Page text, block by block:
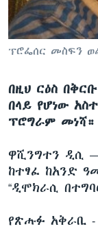
ቋንቋዎች
ፕሮፌሰር መስፍን
በዚህ ርዕስ
በላይ የሆነው
ፕሮግራም መነሻ።
ዋሺንግተን ዲሲ
ከተፃፈ ከአንድ
“ዲሞክራሲ
የጽሑፉ አቅራቢ